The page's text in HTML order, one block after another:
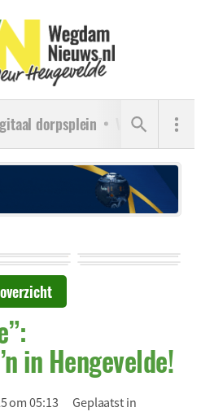
dorpsplein Verenigingen
in Hengevelde!
om 05:13
Geplaatst in